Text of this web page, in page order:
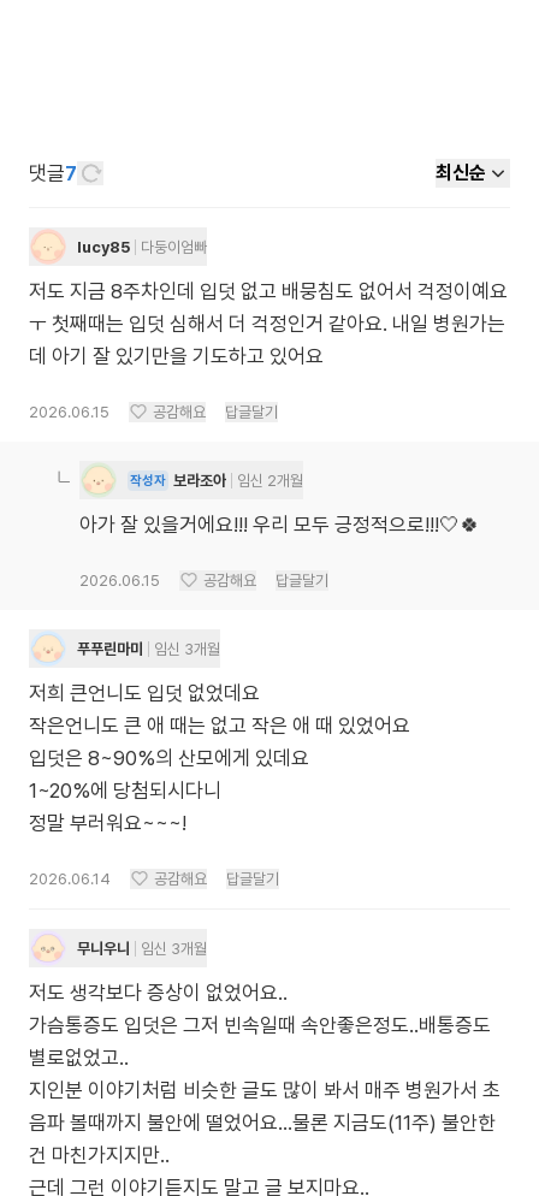
댓글7 최신순
lucy85 다둥이엄빠
저도 지금 8주차인데 입덧 없고 배뭉침도 없어서 걱정이예요
ㅜ 첫째때는 입덧 심해서 더 걱정인거 같아요. 내일 병원가는
데 아기 잘 있기만을 기도하고 있어요
2026.06.15 공감해요 답글달기
작성자 보라조아 임신 2개월
아가 잘 있을거에요!!! 우리 모두 긍정적으로!!!🤍🍀
2026.06.15 공감해요 답글달기
푸푸린마미 임신 3개월
저희 큰언니도 입덧 없었데요
작은언니도 큰 애 때는 없고 작은 애 때 있었어요
입덧은 8~90%의 산모에게 있데요
1~20%에 당첨되시다니
정말 부러워요~~~!
2026.06.14 공감해요 답글달기
무니우니 임신 3개월
저도 생각보다 증상이 없었어요..
가슴통증도 입덧은 그저 빈속일때 속안좋은정도..배통증도
별로없었고..
지인분 이야기처럼 비슷한 글도 많이 봐서 매주 병원가서 초
음파 볼때까지 불안에 떨었어요...물론 지금도(11주) 불안한
건 마친가지지만..
근데 그런 이야기듣지도 말고 글 보지마요..